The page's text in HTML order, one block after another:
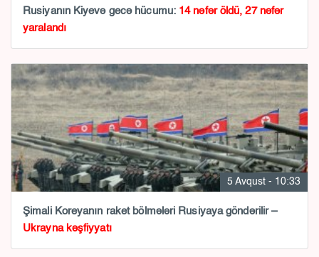
Rusiyanın Kiyevə gecə hücumu: 14 nəfər öldü, 27 nəfər
yaralandı
5 Avqust - 10:33
Şimali Koreyanın raket bölmələri Rusiyaya göndərilir –
Ukrayna kəşfiyyatı